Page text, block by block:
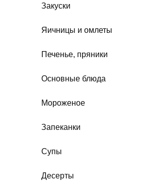
Закуски
Яичницы и омлеты
Печенье, пряники
Основные блюда
Мороженое
Запеканки
Супы
Десерты